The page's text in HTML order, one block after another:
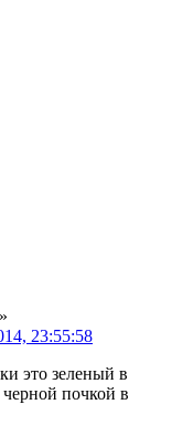
23:55:58
это зеленый в
почкой в